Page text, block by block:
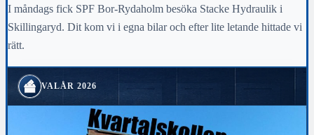
I måndags fick SPF Bor-Rydaholm besöka Stacke Hydraulik i
Skillingaryd. Dit kom vi i egna bilar och efter lite letande hittade vi
rätt.
VALÅR 2026